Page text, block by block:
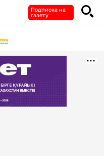
Подписка на
газету